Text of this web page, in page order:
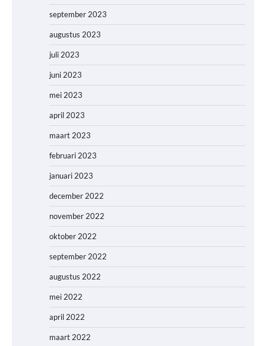
september 2023
augustus 2023
juli 2023
juni 2023
mei 2023
april 2023
maart 2023
februari 2023
januari 2023
december 2022
november 2022
oktober 2022
september 2022
augustus 2022
mei 2022
april 2022
maart 2022